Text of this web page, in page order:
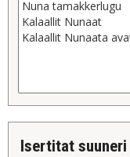
isertitat suuneri